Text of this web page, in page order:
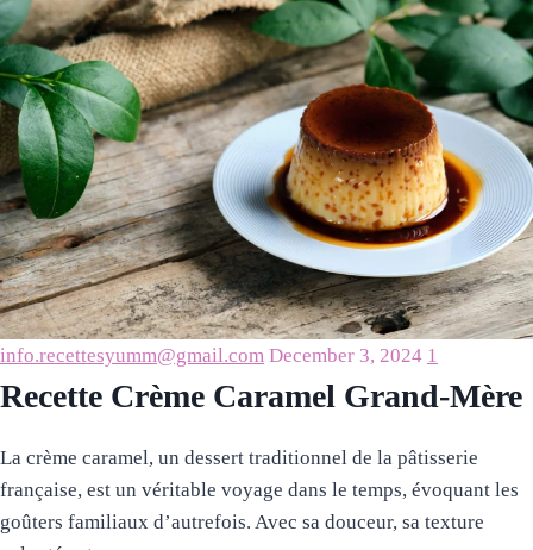
info.recettesyumm@gmail.com December 3, 2024 1
Recette Crème Caramel Grand-Mère
La crème caramel, un dessert traditionnel de la pâtisserie
française, est un véritable voyage dans le temps, évoquant les
goûters familiaux d’autrefois. Avec sa douceur, sa texture